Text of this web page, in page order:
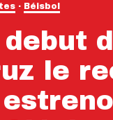
Béisbol
debut
le